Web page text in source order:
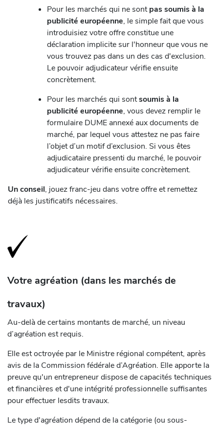
Pour les marchés qui ne sontpas soumis à la
publicité européenne, le simple fait que vous
introduisiez votre offre constitue une
déclaration implicite sur l'honneur que vous ne
vous trouvez pas dans un des cas d'exclusion.
Le pouvoir adjudicateur vérifie ensuite
concrètement.
Pour les marchés qui sontsoumis à la
publicité européenne, vous devez remplir le
formulaire DUME annexé aux documents de
marché, par lequel vous attestez ne pas faire
l’objet d’un motif d’exclusion. Si vous êtes
adjudicataire pressenti du marché, le pouvoir
adjudicateur vérifie ensuite concrètement.
Un conseil, jouez franc-jeu dans votre offre et remettez
déjà les justificatifs nécessaires.
Votre agréation (dans les marchés de
travaux)
Au-delà de certains montants de marché, un niveau
d’agréation est requis.
Elle est octroyée par le Ministre régional compétent, après
avis de la Commission fédérale d’Agréation. Elle apporte la
preuve qu'un entrepreneur dispose de capacités techniques
et financières et d'une intégrité professionnelle suffisantes
pour effectuer lesdits travaux.
Le type d'agréation dépend de la catégorie (ou sous-